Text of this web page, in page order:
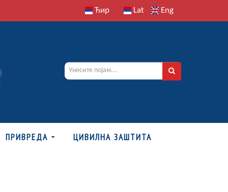
Ћир Lat Eng
ПРИВРЕДА ЦИВИЛНА ЗАШТИТА